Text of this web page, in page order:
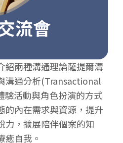
紹兩種溝通理論薩提爾溝
溝通分析(Transactional
驗活動與角色扮演的方式
的內在需求與資源，提升
力，擴展陪伴個案的知
癒自我。